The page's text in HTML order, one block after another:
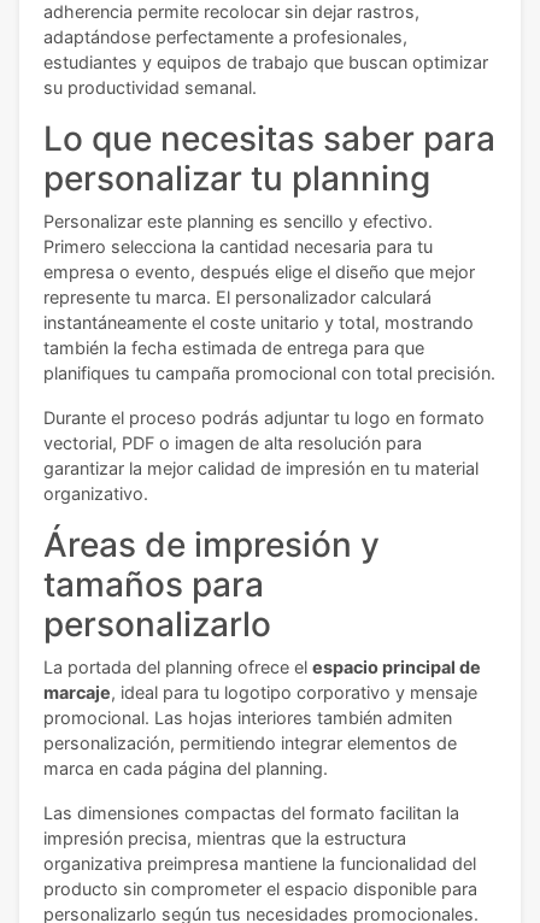
adherencia permite recolocar sin dejar rastros,
adaptándose perfectamente a profesionales,
estudiantes y equipos de trabajo que buscan optimizar
su productividad semanal.
Lo que necesitas saber para
personalizar tu planning
Personalizar este planning es sencillo y efectivo.
Primero selecciona la cantidad necesaria para tu
empresa o evento, después elige el diseño que mejor
represente tu marca. El personalizador calculará
instantáneamente el coste unitario y total, mostrando
también la fecha estimada de entrega para que
planifiques tu campaña promocional con total precisión.
Durante el proceso podrás adjuntar tu logo en formato
vectorial, PDF o imagen de alta resolución para
garantizar la mejor calidad de impresión en tu material
organizativo.
Áreas de impresión y
tamaños para
personalizarlo
La portada del planning ofrece el espacio principal de
marcaje, ideal para tu logotipo corporativo y mensaje
promocional. Las hojas interiores también admiten
personalización, permitiendo integrar elementos de
marca en cada página del planning.
Las dimensiones compactas del formato facilitan la
impresión precisa, mientras que la estructura
organizativa preimpresa mantiene la funcionalidad del
producto sin comprometer el espacio disponible para
personalizarlo según tus necesidades promocionales.